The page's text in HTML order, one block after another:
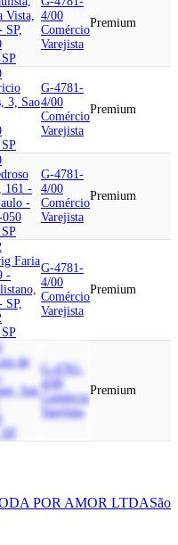
Vista,
SP,
4/00
Comércio
Varejista
Premium
3, Sao
G-4781-
4/00
Comércio
Varejista
Premium
161 -
-
050
G-4781-
4/00
Comércio
Varejista
Premium
Faria
-
SP,
G-4781-
4/00
Comércio
Varejista
Premium
de
Sao
G-4781-
4/00
Comércio
Varejista
Premium
POR AMOR LTDASão